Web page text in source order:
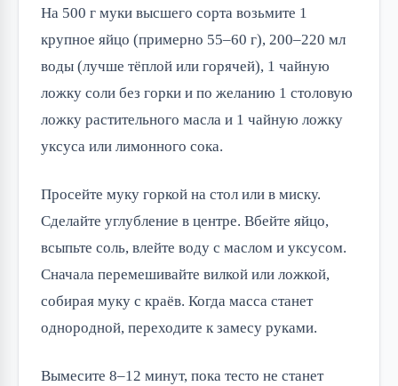
На 500 г муки высшего сорта возьмите 1
крупное яйцо (примерно 55–60 г), 200–220 мл
воды (лучше тёплой или горячей), 1 чайную
ложку соли без горки и по желанию 1 столовую
ложку растительного масла и 1 чайную ложку
уксуса или лимонного сока.
Просейте муку горкой на стол или в миску.
Сделайте углубление в центре. Вбейте яйцо,
всыпьте соль, влейте воду с маслом и уксусом.
Сначала перемешивайте вилкой или ложкой,
собирая муку с краёв. Когда масса станет
однородной, переходите к замесу руками.
Вымесите 8–12 минут, пока тесто не станет